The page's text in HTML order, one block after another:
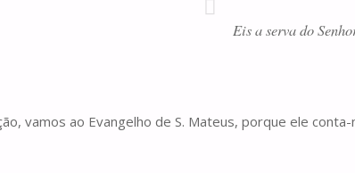
Eis a serva do
vamos ao Evangelho de S. Mateus, porque ele